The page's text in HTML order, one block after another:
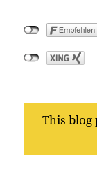
This blog